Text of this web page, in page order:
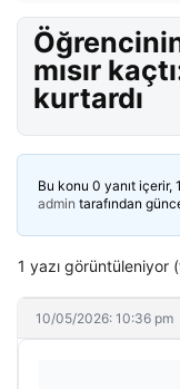
mısır
kurtardı
Bu konu 0 yanıt içerir,
admin tarafından
1 yazı görüntüleniyor
10/05/2026: 10:36 pm